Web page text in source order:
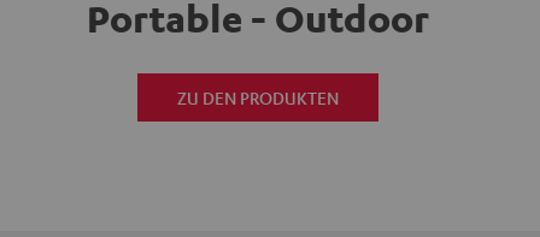
Portable - Outdoor
ZU DEN PRODUKTEN